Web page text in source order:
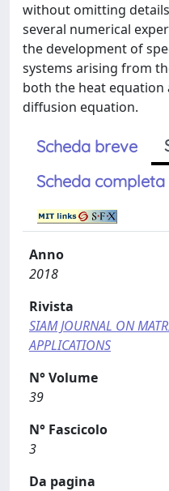
without omitting
several numerical
the development of
systems arising from
both the heat
diffusion equation.
Scheda breve
Scheda completa
Anno
2018
Rivista
SIAM JOURNAL ON
APPLICATIONS
N° Volume
39
N° Fascicolo
3
Da pagina